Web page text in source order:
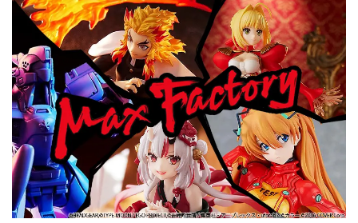
スケール
価格帯
欠品商品を表示
テゴリー
ル
ル-アニメ/ゲーム作品別
ル-シリーズ別
ー
アイテム
ア
ア-アニメ/ゲーム作品別
ア-シリーズ別
ンフィギュアシリーズ
式フィギュアシリーズ
・トイ
リーズ
合
具・素材・他